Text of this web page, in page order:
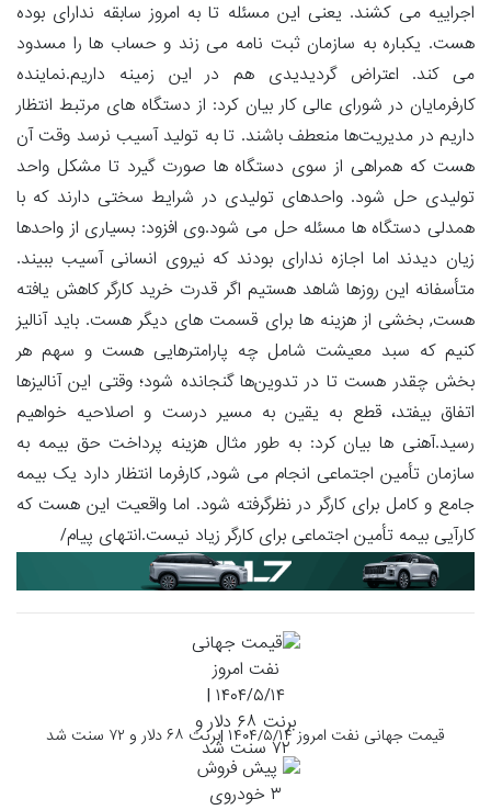
اجراییه می کشند. یعنی این مسئله تا به امروز سابقه ندارای بوده
هست. یکباره به سازمان ثبت نامه می زند و حساب ها را مسدود
می کند. اعتراض گردیدیدی هم در این زمینه داریم.نماینده
کارفرمایان در شورای عالی کار بیان کرد: از دستگاه های مرتبط انتظار
داریم در مدیریت‌ها منعطف باشند. تا به تولید آسیب نرسد وقت آن
هست که همراهی از سوی دستگاه ها صورت گیرد تا مشکل واحد
تولیدی حل شود. واحدهای تولیدی در شرایط سختی دارند که با
همدلی دستگاه ها مسئله حل می شود.وی افزود: بسیاری از واحدها
زیان دیدند اما اجازه ندارای بودند که نیروی انسانی آسیب ببیند.
متأسفانه این روزها شاهد هستیم اگر قدرت خرید کارگر کاهش یافته
هست, بخشی از هزینه ها برای قسمت های دیگر هست. باید آنالیز
کنیم که سبد معیشت شامل چه پارامترهایی هست و سهم هر
بخش چقدر هست تا در تدوین‌ها گنجانده شود؛ وقتی این آنالیزها
اتفاق بیفتد، قطع به یقین به مسیر درست و اصلاحیه خواهیم
رسید.آهنی ها بیان کرد: به طور مثال هزینه پرداخت حق بیمه به
سازمان تأمین اجتماعی انجام می شود, کارفرما انتظار دارد یک بیمه
جامع و کامل برای کارگر در نظرگرفته شود. اما واقعیت این هست که
کارآیی بیمه تأمین اجتماعی برای کارگر زیاد نیست.انتهای پیام/
قیمت جهانی نفت امروز ۱۴۰۴/۵/۱۴ |برنت ۶۸ دلار و ۷۲ سنت شد